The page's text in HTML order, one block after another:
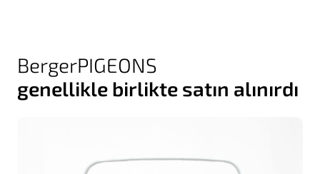
BergerPIGEONS
genellikle birlikte satın alınırdı